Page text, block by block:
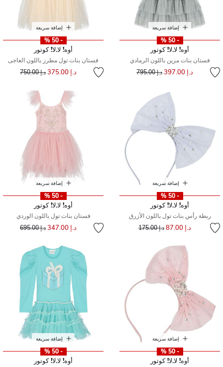
إضافة سريعة
- 50 %
أوه! لا.لا! كوتور
فستان بنات مزين باللون الرمادي
د.إ 397.00 سعر مخفض مند.إ 795.00
إضافة سريعة
- 50 %
أوه! لا.لا! كوتور
فستان بنات تول مطرز باللون العاجى
د.إ 375.00 سعر مخفض من
د.إ 750.00 إلى
إضافة سريعة
- 50 %
أوه! لا.لا! كوتور
ربطة رأس بنات تول باللون الأزرق
د.إ 87.00 سعر مخفض مند.إ 175.00
إضافة سريعة
- 50 %
أوه! لا.لا! كوتور
فستان بنات تول باللون الوردي
د.إ 347.00 سعر مخفض من
د.إ 695.00 إلى
إضافة سريعة
- 50 %
أوه! لا.لا! كوتور
إضافة سريعة
- 50 %
أوه! لا.لا! كوتور